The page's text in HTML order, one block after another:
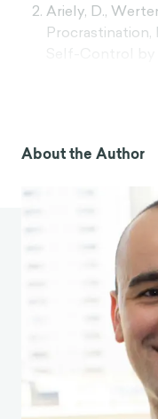
Ariely, D.,
Procrastination,
we have
short-sighted
Psychological
Loftus, E. (juin
otre mémoire
valent la peine
Kross, E.
tête et
Rose, A. J.
Friendships of
development,
About the Author